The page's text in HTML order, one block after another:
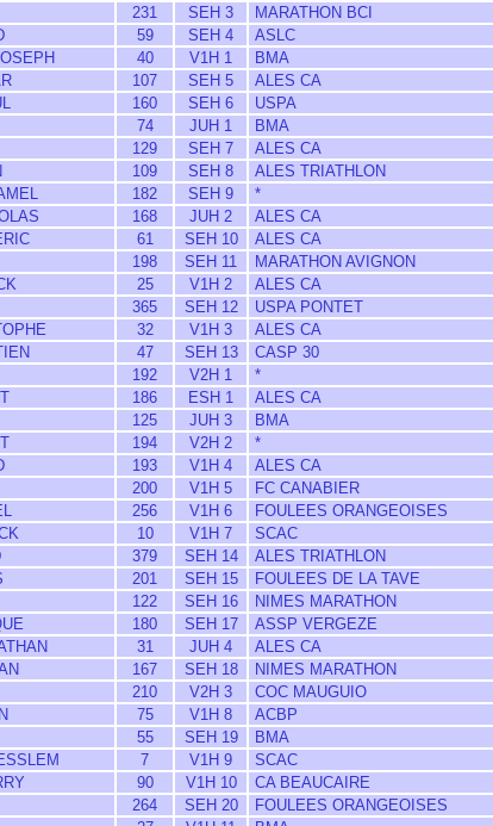
231 SEH 3 MARATHON BCI
59 SEH 4 ASLC
40 V1H 1 BMA
107 SEH 5 ALES CA
160 SEH 6 USPA
74 JUH 1 BMA
129 SEH 7 ALES CA
109 SEH 8 ALES TRIATHLON
182 SEH 9 *
168 JUH 2 ALES CA
61 SEH 10 ALES CA
198 SEH 11 MARATHON AVIGNON
25 V1H 2 ALES CA
365 SEH 12 USPA PONTET
32 V1H 3 ALES CA
47 SEH 13 CASP 30
192 V2H 1 *
186 ESH 1 ALES CA
125 JUH 3 BMA
194 V2H 2 *
193 V1H 4 ALES CA
200 V1H 5 FC CANABIER
256 V1H 6 FOULEES ORANGEOISES
10 V1H 7 SCAC
379 SEH 14 ALES TRIATHLON
201 SEH 15 FOULEES DE LA TAVE
122 SEH 16 NIMES MARATHON
180 SEH 17 ASSP VERGEZE
31 JUH 4 ALES CA
167 SEH 18 NIMES MARATHON
210 V2H 3 COC MAUGUIO
75 V1H 8 ACBP
55 SEH 19 BMA
7 V1H 9 SCAC
90 V1H 10 CA BEAUCAIRE
264 SEH 20 FOULEES ORANGEOISES